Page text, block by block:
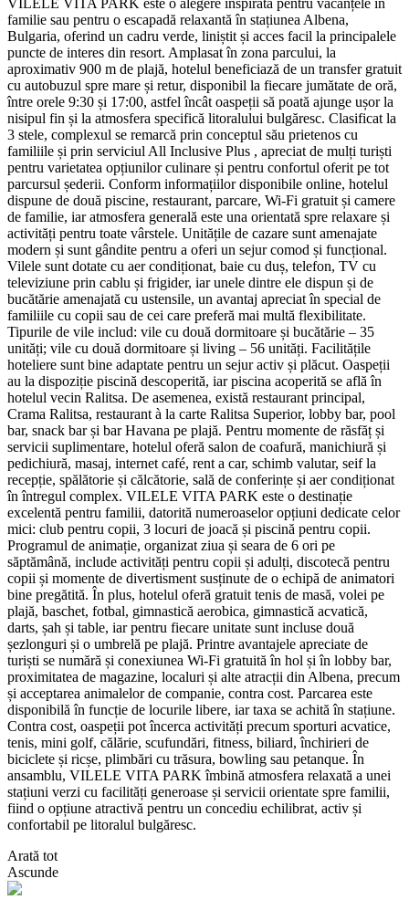
familie sau pentru o escapadă relaxantă în stațiunea Albena,
Bulgaria, oferind un cadru verde, liniștit și acces facil la principalele
puncte de interes din resort. Amplasat în zona parcului, la
aproximativ 900 m de plajă, hotelul beneficiază de un transfer gratuit
cu autobuzul spre mare și retur, disponibil la fiecare jumătate de oră,
între orele 9:30 și 17:00, astfel încât oaspeții să poată ajunge ușor la
nisipul fin și la atmosfera specifică litoralului bulgăresc. Clasificat la
3 stele, complexul se remarcă prin conceptul său prietenos cu
familiile și prin serviciul All Inclusive Plus , apreciat de mulți turiști
pentru varietatea opțiunilor culinare și pentru confortul oferit pe tot
parcursul șederii. Conform informațiilor disponibile online, hotelul
dispune de două piscine, restaurant, parcare, Wi‑Fi gratuit și camere
de familie, iar atmosfera generală este una orientată spre relaxare și
activități pentru toate vârstele. Unitățile de cazare sunt amenajate
modern și sunt gândite pentru a oferi un sejur comod și funcțional.
Vilele sunt dotate cu aer condiționat, baie cu duș, telefon, TV cu
televiziune prin cablu și frigider, iar unele dintre ele dispun și de
bucătărie amenajată cu ustensile, un avantaj apreciat în special de
familiile cu copii sau de cei care preferă mai multă flexibilitate.
Tipurile de vile includ: vile cu două dormitoare și bucătărie – 35
unități; vile cu două dormitoare și living – 56 unități. Facilitățile
hoteliere sunt bine adaptate pentru un sejur activ și plăcut. Oaspeții
au la dispoziție piscină descoperită, iar piscina acoperită se află în
hotelul vecin Ralitsa. De asemenea, există restaurant principal,
Crama Ralitsa, restaurant à la carte Ralitsa Superior, lobby bar, pool
bar, snack bar și bar Havana pe plajă. Pentru momente de răsfăț și
servicii suplimentare, hotelul oferă salon de coafură, manichiură și
pedichiură, masaj, internet café, rent a car, schimb valutar, seif la
recepție, spălătorie și călcătorie, sală de conferințe și aer condiționat
în întregul complex. VILELE VITA PARK este o destinație
excelentă pentru familii, datorită numeroaselor opțiuni dedicate celor
mici: club pentru copii, 3 locuri de joacă și piscină pentru copii.
Programul de animație, organizat ziua și seara de 6 ori pe
săptămână, include activități pentru copii și adulți, discotecă pentru
copii și momente de divertisment susținute de o echipă de animatori
bine pregătită. În plus, hotelul oferă gratuit tenis de masă, volei pe
plajă, baschet, fotbal, gimnastică aerobica, gimnastică acvatică,
darts, șah și table, iar pentru fiecare unitate sunt incluse două
șezlonguri și o umbrelă pe plajă. Printre avantajele apreciate de
turiști se numără și conexiunea Wi‑Fi gratuită în hol și în lobby bar,
proximitatea de magazine, localuri și alte atracții din Albena, precum
și acceptarea animalelor de companie, contra cost. Parcarea este
disponibilă în funcție de locurile libere, iar taxa se achită în stațiune.
Contra cost, oaspeții pot încerca activități precum sporturi acvatice,
tenis, mini golf, călărie, scufundări, fitness, biliard, închirieri de
biciclete și ricșe, plimbări cu trăsura, bowling sau petanque. În
ansamblu, VILELE VITA PARK îmbină atmosfera relaxată a unei
stațiuni verzi cu facilități generoase și servicii orientate spre familii,
fiind o opțiune atractivă pentru un concediu echilibrat, activ și
confortabil pe litoralul bulgăresc.
Arată tot
Ascunde